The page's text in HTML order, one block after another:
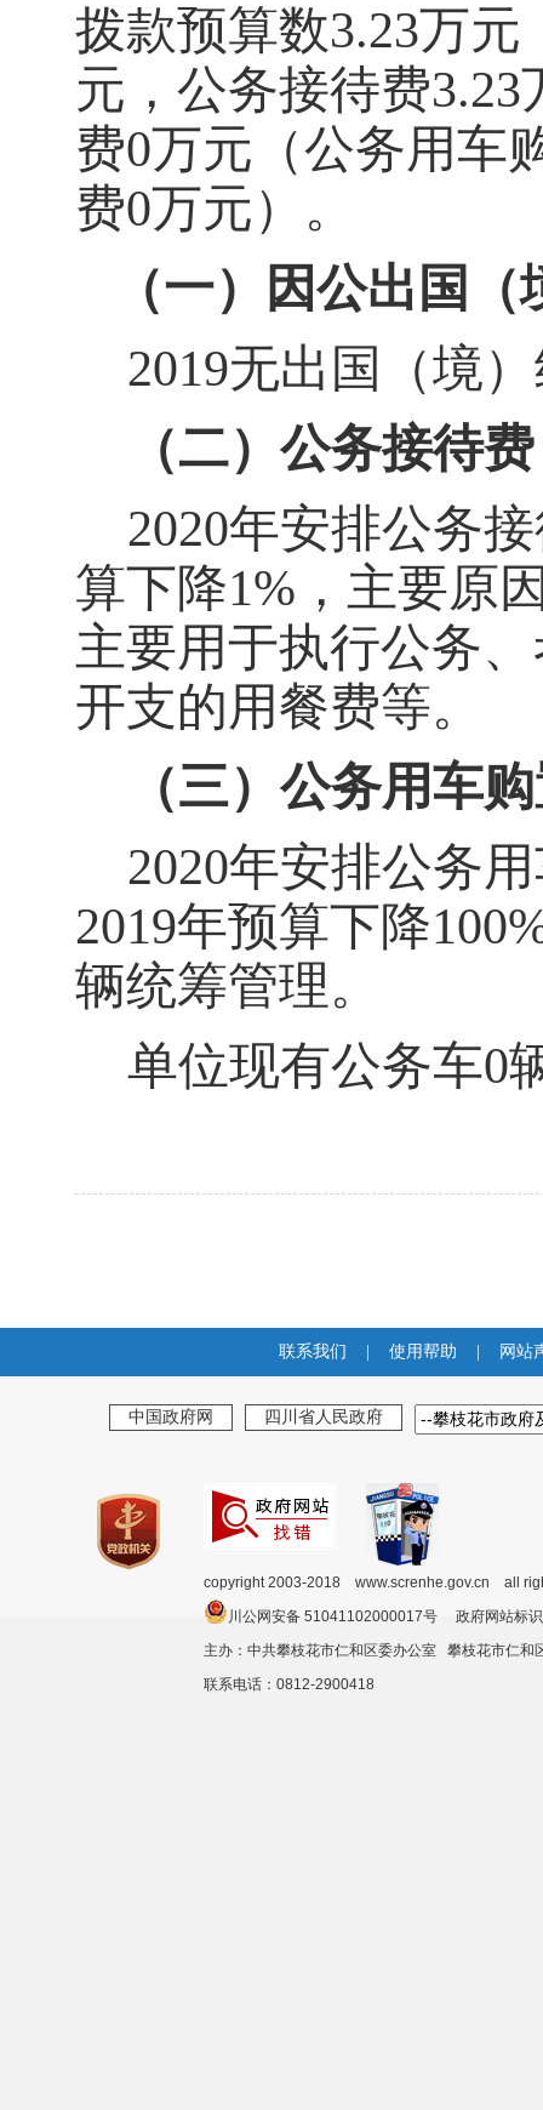
拨款预算数3.23万
元，公务接待费
费0万元（公务用车
费0万元）。
（一）因公出国
2019无出国（境
（二）公务接待费
2020年安排公务
算下降1%，主要原
主要用于执行公务
开支的用餐费等。
（三）公务用车
2020年安排公务
2019年预算下降
辆统筹管理。
单位现有公务车0
联系我们 使用帮助 网站
中国政府网 四川省人民政府
copyright 2003-2018 www.screnhe.gov.cn all
川公网安备 51041102000017号 政府网站
主办：中共攀枝花市仁和区委办公室 攀枝花市仁
联系电话：0812-2900418